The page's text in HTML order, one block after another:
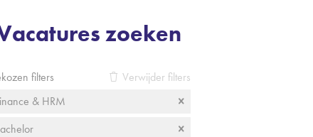
zoeken
filters
Verwijder filters
& HRM